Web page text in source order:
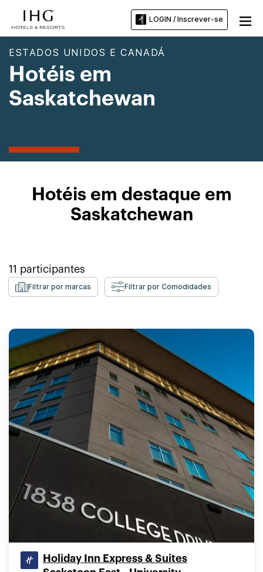
LOGIN / Inscrever-se
ESTADOS UNIDOS E CANADÁ
Hotéis em
Saskatchewan
Hotéis em destaque em
Saskatchewan
11 participantes
Filtrar por marcas Filtrar por Comodidades
Holiday Inn Express & Suites